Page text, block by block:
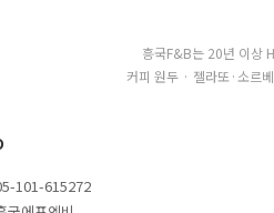
흥국F&B는 20년 이상
커피 원두 · 젤라또·소르
101-615272